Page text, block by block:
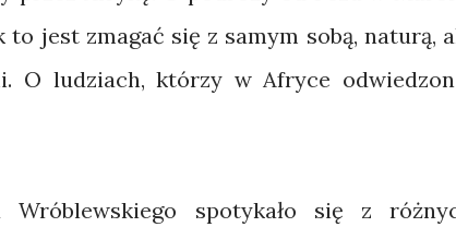
jest zmagać się z samym sobą, naturą,
O ludziach, którzy w Afryce
Wróblewskiego spotykało się z